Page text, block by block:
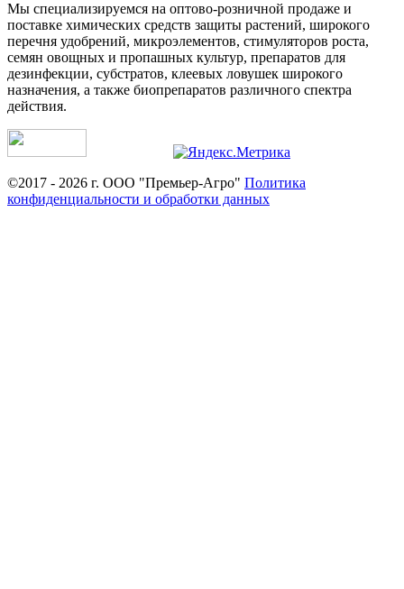
Мы специализируемся на оптово-розничной продаже и
поставке химических средств защиты растений, широкого
перечня удобрений, микроэлементов, стимуляторов роста,
семян овощных и пропашных культур, препаратов для
дезинфекции, субстратов, клеевых ловушек широкого
назначения, а также биопрепаратов различного спектра
действия.
©2017 - 2026 г. ООО "Премьер-Агро" Политика
конфиденциальности и обработки данных